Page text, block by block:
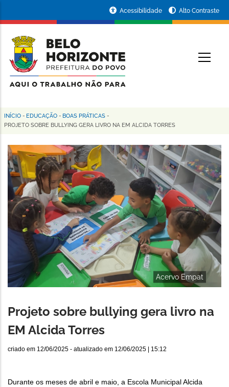
conteúdo
principal
da
Prefeitura
de
Horizonte
Acessibilidade Alto Contraste
Trilha
navegação
INÍCIO - EDUCAÇÃO - BOAS PRÁTICAS -
PROJETO SOBRE BULLYING GERA LIVRO NA EM ALCIDA TORRES
Acervo Empat
Projeto sobre bullying gera livro na
EM Alcida Torres
criado em 12/06/2025 - atualizado em 12/06/2025 | 15:12
Durante os meses de abril e maio, a Escola Municipal Alcida